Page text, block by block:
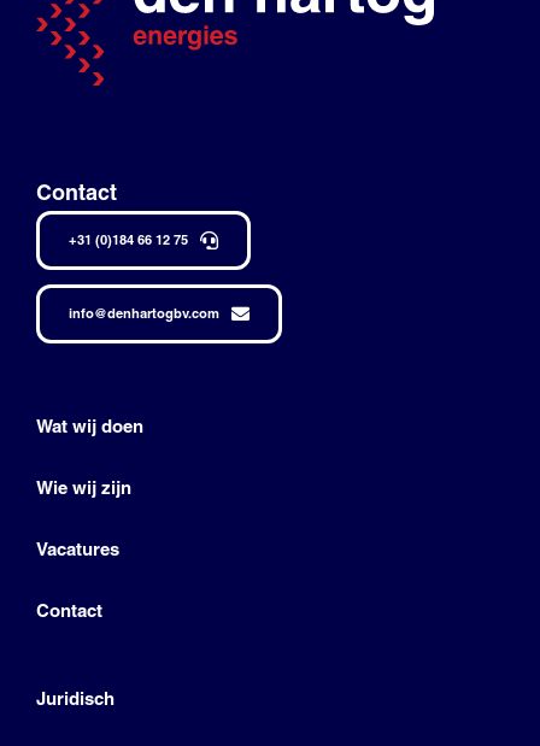
Contact
+31 (0)184 66 12 75
info@denhartogbv.com
Wat wij doen
Wie wij zijn
Vacatures
Contact
Juridisch